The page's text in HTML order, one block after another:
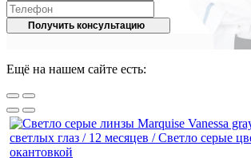
Получить консультацию
Ещё на нашем сайте есть: